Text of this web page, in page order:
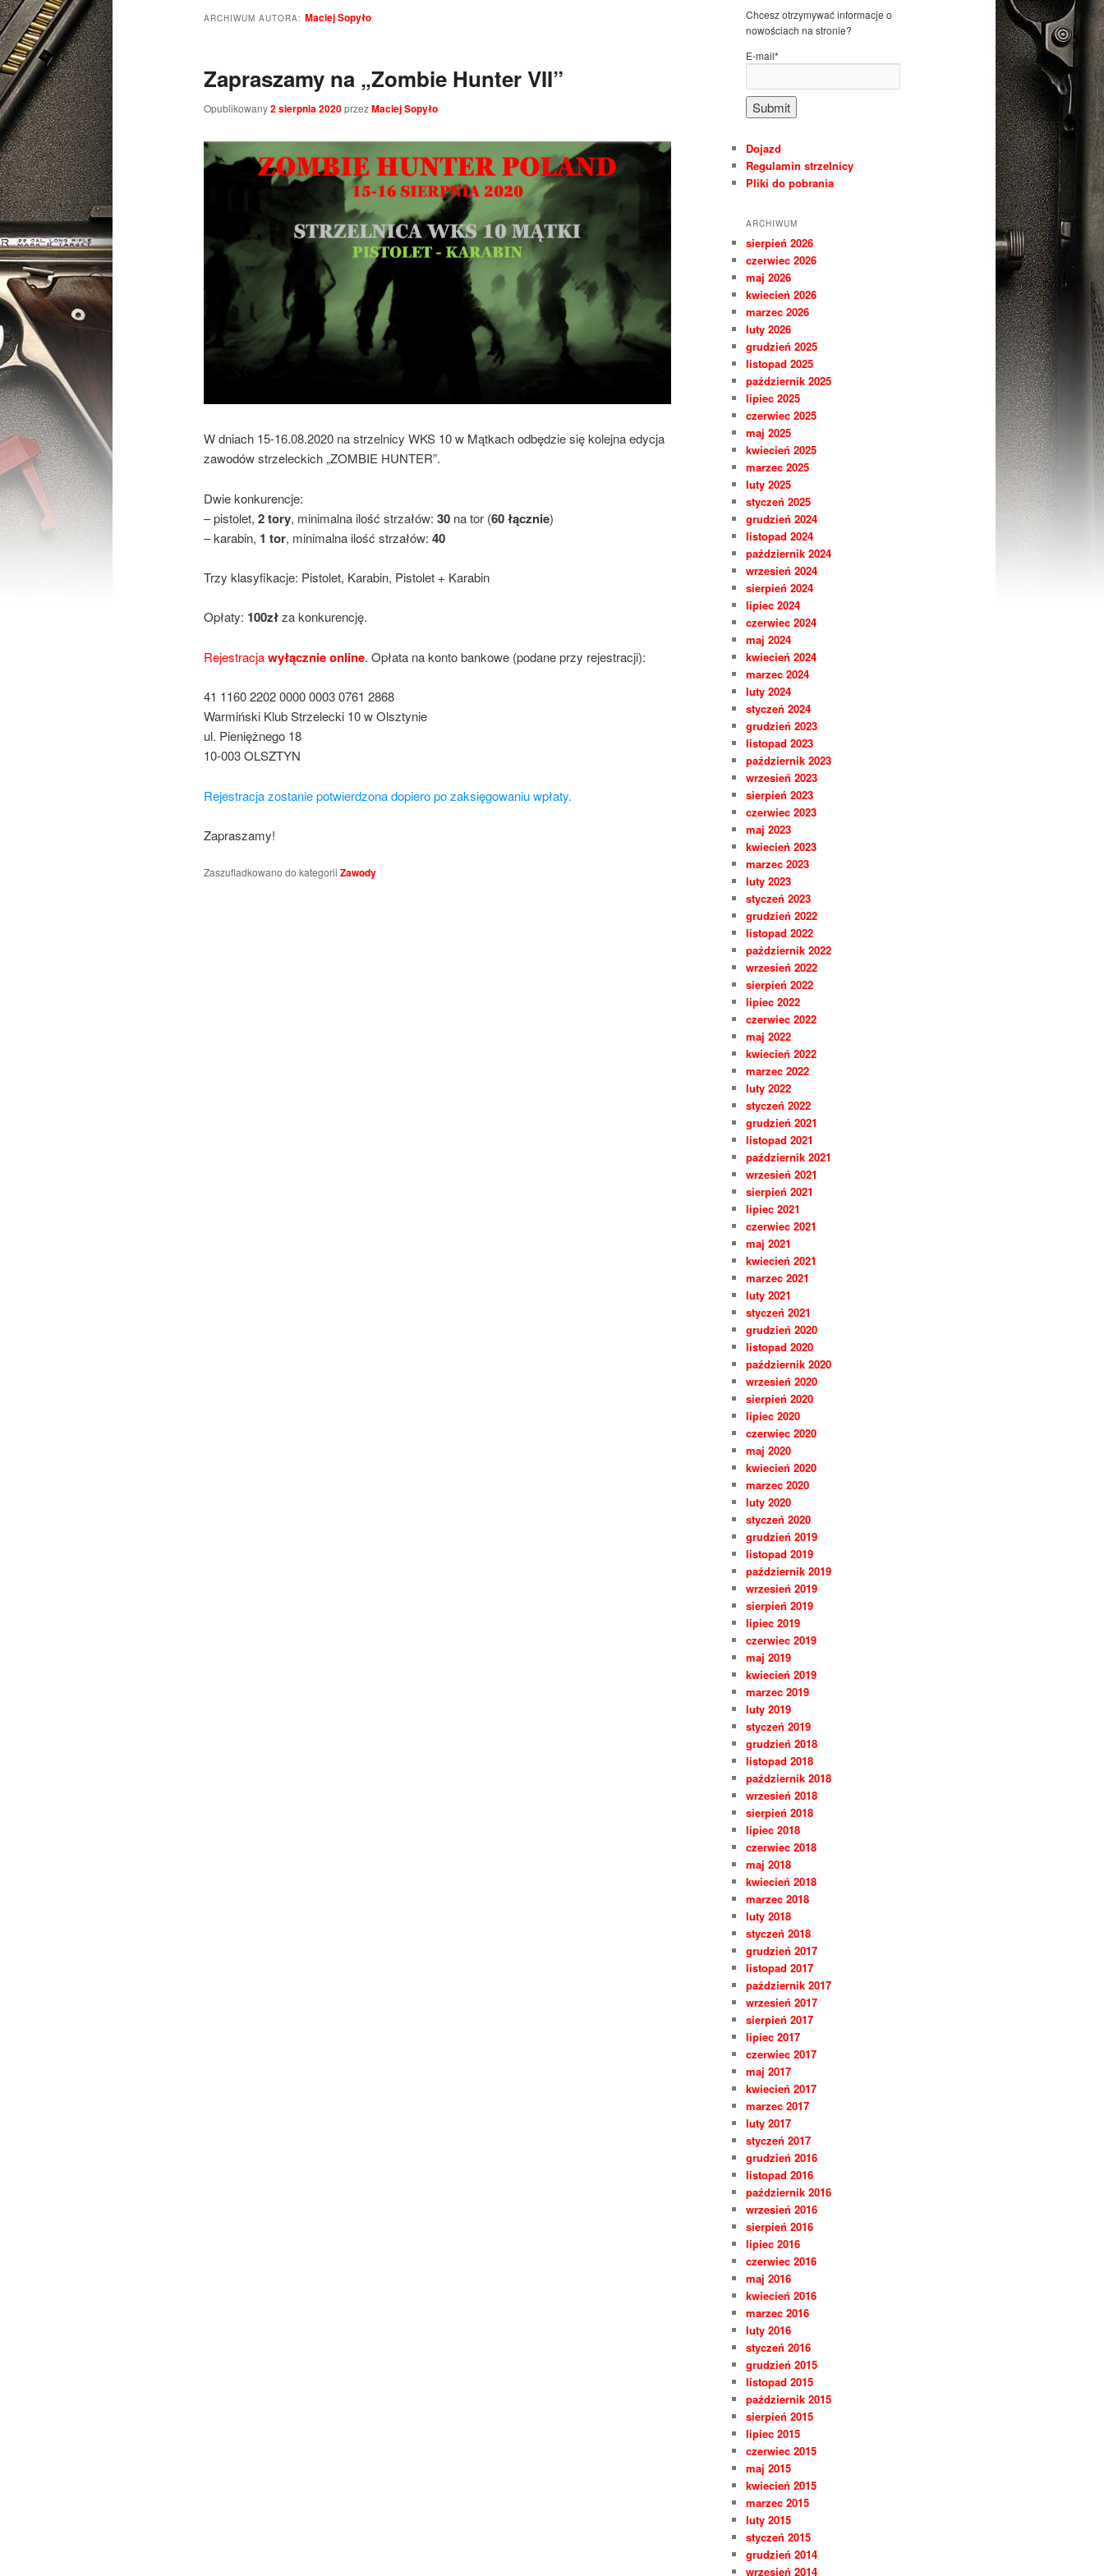
ARCHIWUM AUTORA: Maciej Sopyło
Zapraszamy na „Zombie Hunter VII”
Opublikowany2 sierpnia 2020przezMaciej Sopyło
W dniach 15-16.08.2020 na strzelnicy WKS 10 w Mątkach odbędzie się kolejna edycja
zawodów strzeleckich „ZOMBIE HUNTER”.
Dwie konkurencje:
– pistolet, 2 tory, minimalna ilość strzałów: 30 na tor (60 łącznie)
– karabin, 1 tor, minimalna ilość strzałów: 40
Trzy klasyfikacje: Pistolet, Karabin, Pistolet + Karabin
Opłaty: 100złza konkurencję.
Rejestracjawyłącznie online. Opłata na konto bankowe (podane przy rejestracji):
41 1160 2202 0000 0003 0761 2868
Warmiński Klub Strzelecki 10 w Olsztynie
ul. Pieniężnego 18
10-003 OLSZTYN
Rejestracja zostanie potwierdzona dopiero po zaksięgowaniu wpłaty.
Zapraszamy!
Zaszufladkowano do kategorii Zawody
Chcesz otrzymywać informacje o
nowościach na stronie?
E-mail*
Dojazd
Regulamin strzelnicy
Pliki do pobrania
ARCHIWUM
sierpień 2026
czerwiec 2026
maj 2026
kwiecień 2026
marzec 2026
luty 2026
grudzień 2025
listopad 2025
październik 2025
lipiec 2025
czerwiec 2025
maj 2025
kwiecień 2025
marzec 2025
luty 2025
styczeń 2025
grudzień 2024
listopad 2024
październik 2024
wrzesień 2024
sierpień 2024
lipiec 2024
czerwiec 2024
maj 2024
kwiecień 2024
marzec 2024
luty 2024
styczeń 2024
grudzień 2023
listopad 2023
październik 2023
wrzesień 2023
sierpień 2023
czerwiec 2023
maj 2023
kwiecień 2023
marzec 2023
luty 2023
styczeń 2023
grudzień 2022
listopad 2022
październik 2022
wrzesień 2022
sierpień 2022
lipiec 2022
czerwiec 2022
maj 2022
kwiecień 2022
marzec 2022
luty 2022
styczeń 2022
grudzień 2021
listopad 2021
październik 2021
wrzesień 2021
sierpień 2021
lipiec 2021
czerwiec 2021
maj 2021
kwiecień 2021
marzec 2021
luty 2021
styczeń 2021
grudzień 2020
listopad 2020
październik 2020
wrzesień 2020
sierpień 2020
lipiec 2020
czerwiec 2020
maj 2020
kwiecień 2020
marzec 2020
luty 2020
styczeń 2020
grudzień 2019
listopad 2019
październik 2019
wrzesień 2019
sierpień 2019
lipiec 2019
czerwiec 2019
maj 2019
kwiecień 2019
marzec 2019
luty 2019
styczeń 2019
grudzień 2018
listopad 2018
październik 2018
wrzesień 2018
sierpień 2018
lipiec 2018
czerwiec 2018
maj 2018
kwiecień 2018
marzec 2018
luty 2018
styczeń 2018
grudzień 2017
listopad 2017
październik 2017
wrzesień 2017
sierpień 2017
lipiec 2017
czerwiec 2017
maj 2017
kwiecień 2017
marzec 2017
luty 2017
styczeń 2017
grudzień 2016
listopad 2016
październik 2016
wrzesień 2016
sierpień 2016
lipiec 2016
czerwiec 2016
maj 2016
kwiecień 2016
marzec 2016
luty 2016
styczeń 2016
grudzień 2015
listopad 2015
październik 2015
sierpień 2015
lipiec 2015
czerwiec 2015
maj 2015
kwiecień 2015
marzec 2015
luty 2015
styczeń 2015
grudzień 2014
wrzesień 2014